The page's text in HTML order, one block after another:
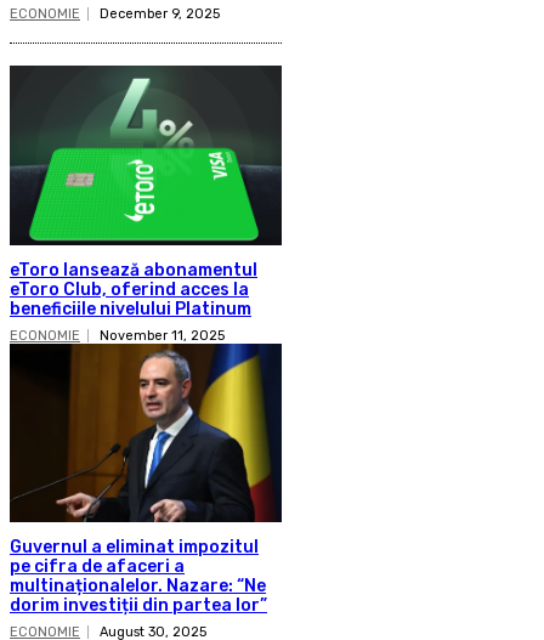
ECONOMIE December 9, 2025
eToro lansează abonamentul
eToro Club, oferind acces la
beneficiile nivelului Platinum
ECONOMIE November 11, 2025
Guvernul a eliminat impozitul
pe cifra de afaceri a
multinaționalelor. Nazare: “Ne
dorim investiții din partea lor”
ECONOMIE August 30, 2025